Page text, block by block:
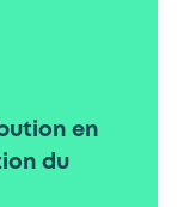
en
du